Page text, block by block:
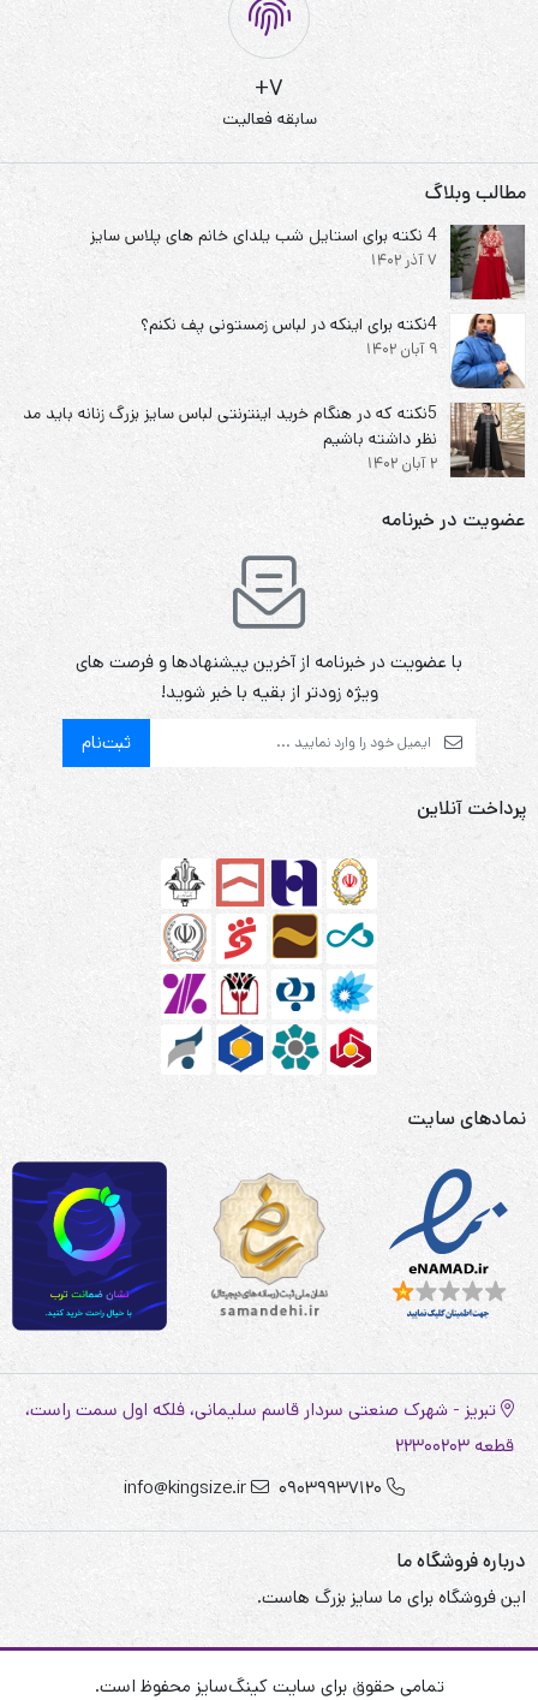
7+
سابقه فعالیت
مطالب وبلاگ
4 نکته برای استایل شب یلدای خانم های پلاس سایز
7 آذر 1402
4نکته برای اینکه در لباس زمستونی پف نکنم؟
9 آبان 1402
5نکته که در هنگام خرید اینترنتی لباس سایز بزرگ زنانه باید مد
نظر داشته باشیم
2 آبان 1402
عضویت در خبرنامه
با عضویت در خبرنامه از آخرین پیشنهادها و فرصت های
ویژه زودتر از بقیه با خبر شوید!
ثبت‌نام
پرداخت آنلاین
نمادهای سایت
تبریز - شهرک صنعتی سردار قاسم سلیمانی، فلکه اول سمت راست،
قطعه 22300203
09039937120
info@kingsize.ir
درباره فروشگاه ما
این فروشگاه برای ما سایز بزرگ هاست.
تمامی حقوق برای سایت کینگ‌سایز محفوظ است.